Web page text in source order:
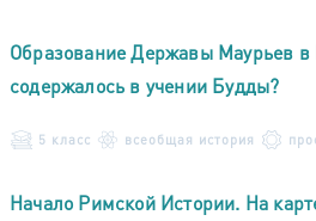
Образование Державы Маурьев в
содержалось в учении Будды?
5 класс всеобщая история
Начало Римской Истории. На